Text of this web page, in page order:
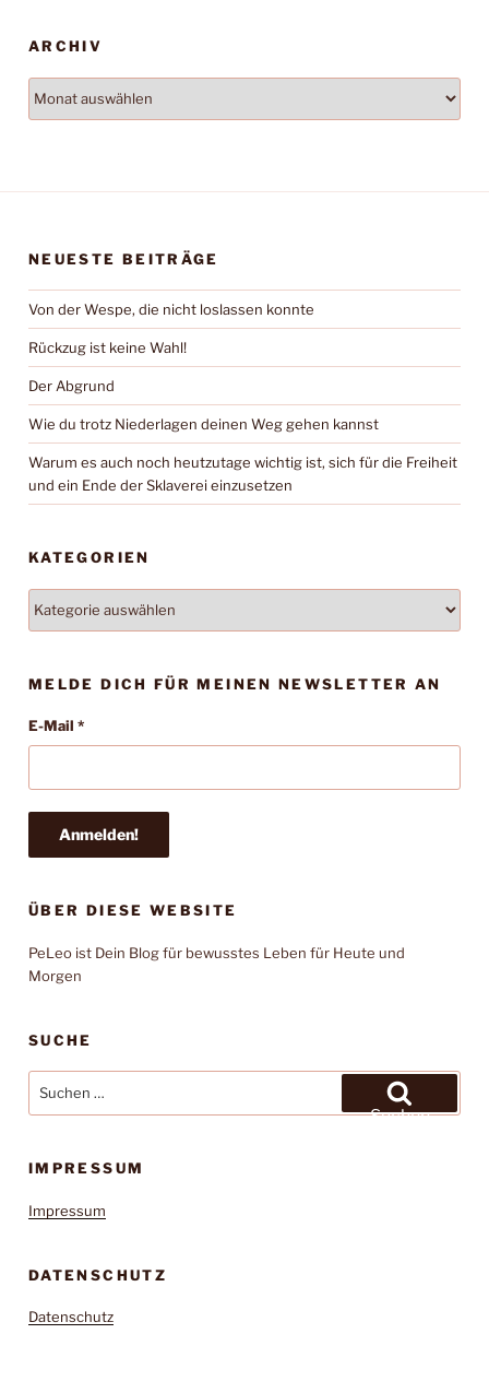
ARCHIV
NEUESTE BEITRÄGE
Von der Wespe, die nicht loslassen konnte
Rückzug ist keine Wahl!
Der Abgrund
Wie du trotz Niederlagen deinen Weg gehen kannst
Warum es auch noch heutzutage wichtig ist, sich für die Freiheit
und ein Ende der Sklaverei einzusetzen
KATEGORIEN
MELDE DICH FÜR MEINEN NEWSLETTER AN
E-Mail *
ÜBER DIESE WEBSITE
PeLeo ist Dein Blog für bewusstes Leben für Heute und
Morgen
SUCHE
nach:
Suchen
IMPRESSUM
Impressum
DATENSCHUTZ
Datenschutz